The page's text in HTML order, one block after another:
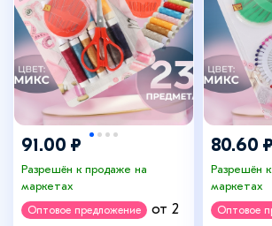
91.00 ₽
Разрешён к продаже на
маркетах
Оптовое предложение
от 2
80.60 ₽
Разрешён
маркетах
Оптовое